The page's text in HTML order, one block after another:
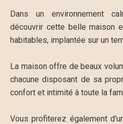
Dans un environnement
découvrir cette belle maison
habitables, implantée sur un
La maison offre de beaux
chacune disposant de sa
confort et intimité à toute la
Vous profiterez également